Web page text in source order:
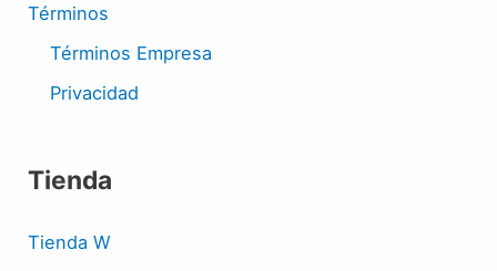
Términos
Términos Empresa
Privacidad
Tienda
Tienda W